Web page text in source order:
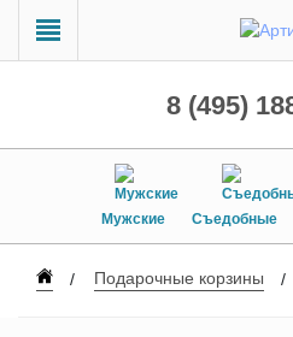
8 (495)
Мужские Съедобные
Подарочные корзины